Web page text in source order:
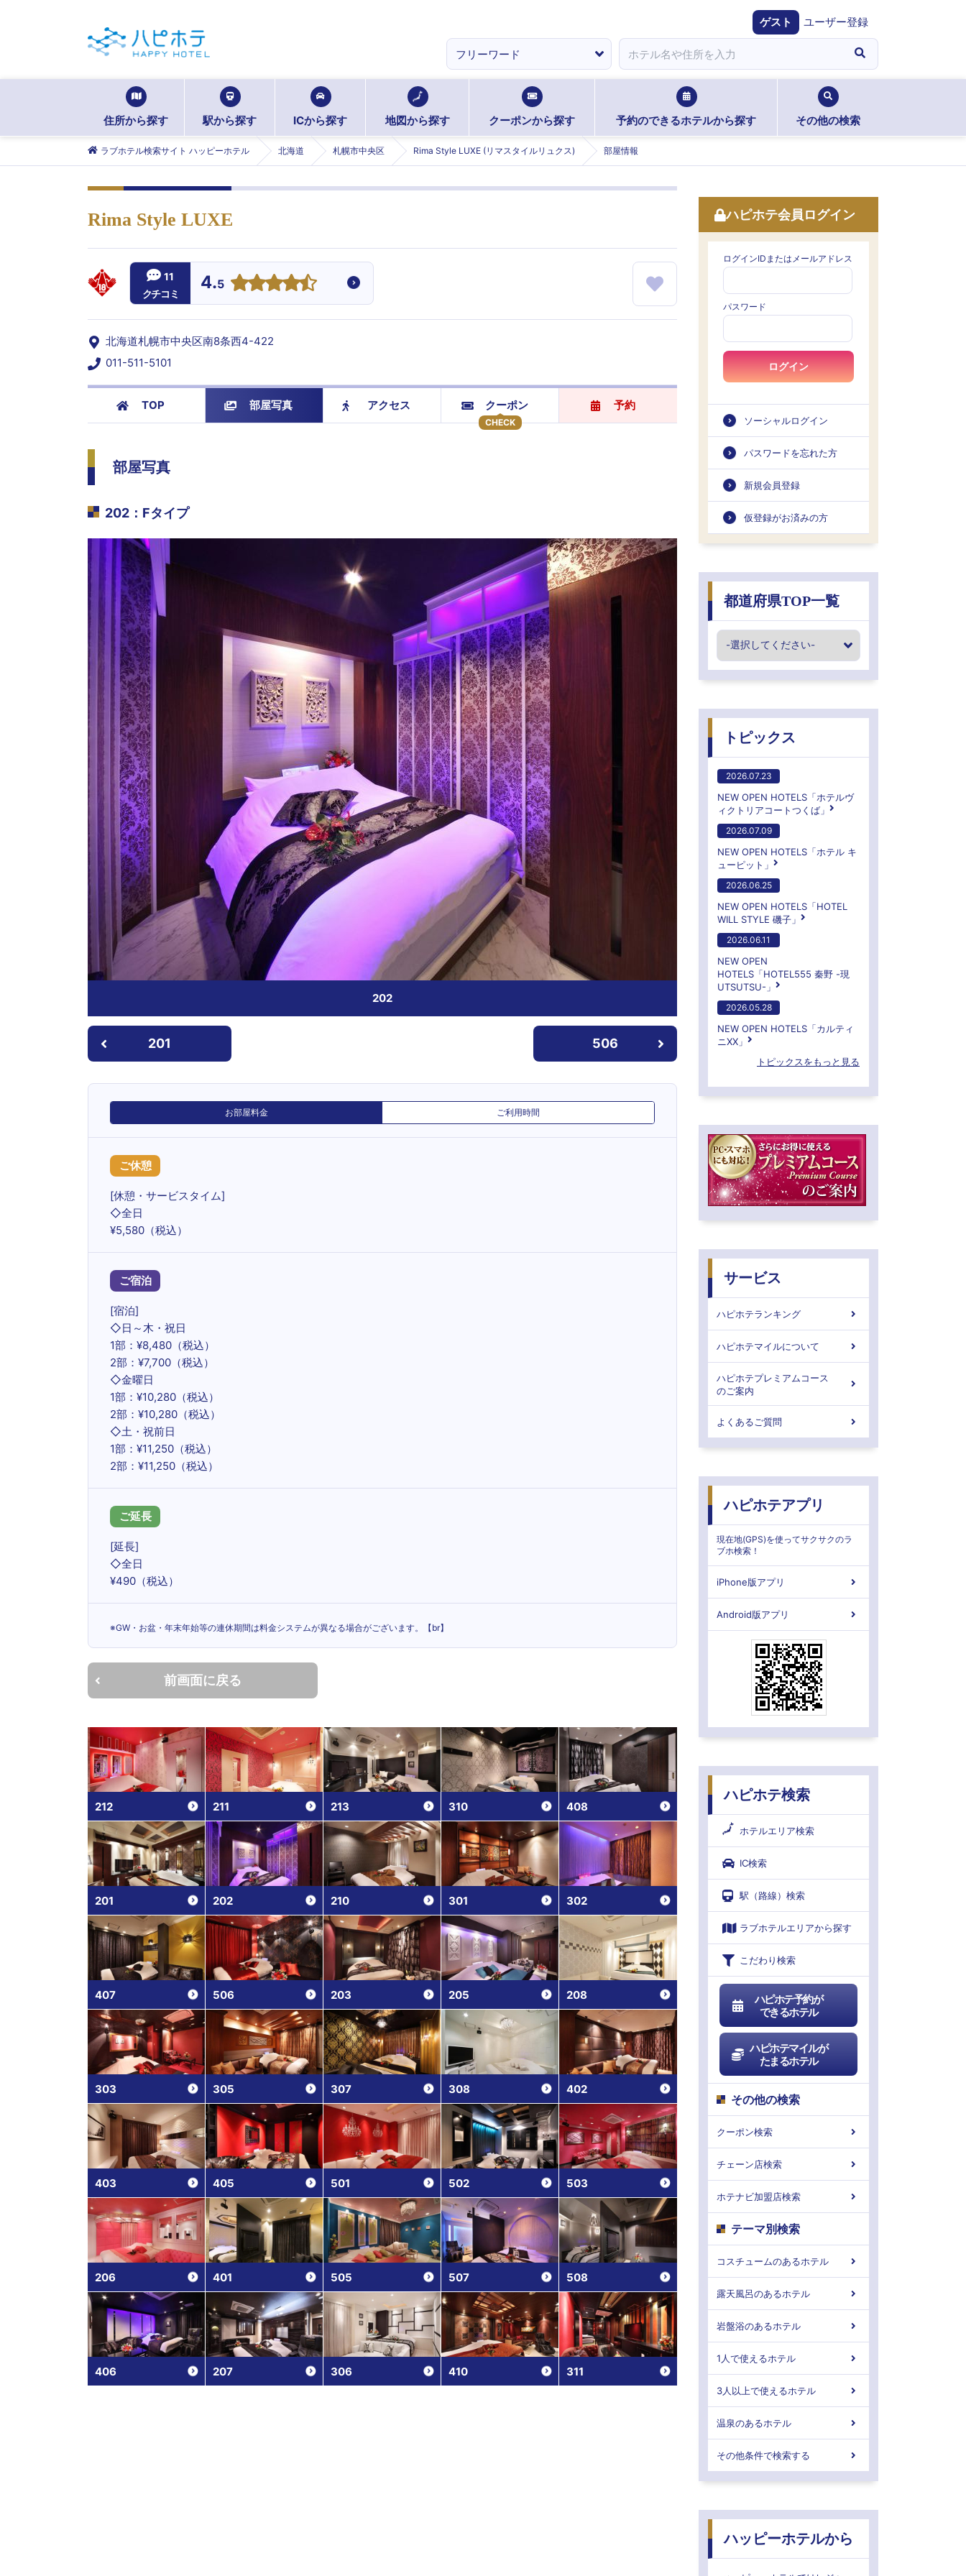
ゲスト ユーザー登録
住所から探す 駅から探す ICから探す 地図から探す クーポンから探す 予約のできるホテルから探す その他の検索
ラブホテル検索サイト ハッピーホテル 北海道 札幌市中央区 Rima Style LUXE (リマスタイルリュクス) 部屋情報
Rima Style LUXE
11
クチコミ
4.5
北海道札幌市中央区南8条西4-422
011-511-5101
TOP 部屋写真 アクセス
CHECK
クーポン 予約
部屋写真
202 ： Fタイプ
202
201 506
お部屋料金 ご利用時間
ご休憩
[休憩・サービスタイム]
◇全日
¥5,580（税込）
ご宿泊
[宿泊]
◇日～木・祝日
1部：¥8,480（税込）
2部：¥7,700（税込）
◇金曜日
1部：¥10,280（税込）
2部：¥10,280（税込）
◇土・祝前日
1部：¥11,250（税込）
2部：¥11,250（税込）
ご延長
[延長]
◇全日
¥490（税込）
※GW・お盆・年末年始等の連休期間は料金システムが異なる場合がございます。【br】
前画面に戻る
212 211 213 310 408
201 202 210 301 302
407 506 203 205 208
303 305 307 308 402
403 405 501 502 503
206 401 505 507 508
406 207 306 410 311
ハピホテ会員ログイン
ログインIDまたはメールアドレス
パスワード
ログイン
ソーシャルログイン
パスワードを忘れた方
新規会員登録
仮登録がお済みの方
都道府県TOP一覧
トピックス
2026.07.23
NEW OPEN HOTELS「ホテルヴ
ィクトリアコートつくば」
2026.07.09
NEW OPEN HOTELS「ホテル キ
ューピット」
2026.06.25
NEW OPEN HOTELS「HOTEL
WILL STYLE 磯子」
2026.06.11
NEW OPEN
HOTELS「HOTEL555 秦野 -現
UTSUTSU-」
2026.05.28
NEW OPEN HOTELS「カルティ
ニXX」
トピックスをもっと見る
サービス
ハピホテランキング
ハピホテマイルについて
ハピホテプレミアムコース
のご案内
よくあるご質問
ハピホテアプリ
現在地(GPS)を使ってサクサクのラ
ブホ検索！
iPhone版アプリ
Android版アプリ
ハピホテ検索
ホテルエリア検索
IC検索
駅（路線）検索
ラブホテルエリアから探す
こだわり検索
ハピホテ予約が
できるホテル
ハピホテマイルが
たまるホテル
その他の検索
クーポン検索
チェーン店検索
ホテナビ加盟店検索
テーマ別検索
コスチュームのあるホテル
露天風呂のあるホテル
岩盤浴のあるホテル
1人で使えるホテル
3人以上で使えるホテル
温泉のあるホテル
その他条件で検索する
ハッピーホテルから